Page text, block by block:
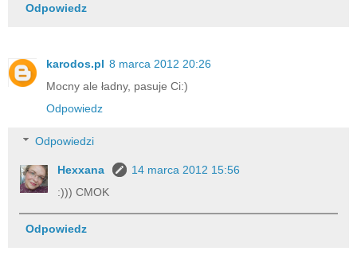
Odpowiedz
karodos.pl 8 marca 2012 20:26
Mocny ale ładny, pasuje Ci:)
Odpowiedz
Odpowiedzi
Hexxana
14 marca 2012 15:56
:))) CMOK
Odpowiedz